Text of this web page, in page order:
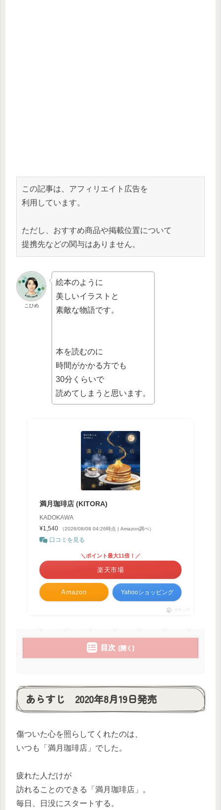
この記事は、アフィリエイト広告を
利用しています。
ただし、おすすめ商品や掲載位置について
提携先などの関与はありません。
こひめ
絵本のように
美しいイラストと
素敵な物語です。
本を読むのに
時間がかかる方でも
30分くらいで
読めてしまうと思います。
満月珈琲店 (KITORA)
KADOKAWA
¥1,540
（2026/08/08 04:26時点 | Amazon調べ）
口コミを見る
Amazon
＼ポイント最大11倍！／
楽天市場
Yahooショッピング
ポチップ
目次
あらすじ 2020年8月19日発売
傷ついた心を照らしてくれたのは、
いつも「満月珈琲店」でした。
疲れた人だけが
訪れることのできる「満月珈琲店」。
毎日、日没にスタートする。